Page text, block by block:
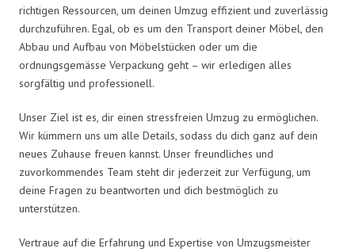
richtigen Ressourcen, um deinen Umzug effizient und zuverlässig
durchzuführen. Egal, ob es um den Transport deiner Möbel, den
Abbau und Aufbau von Möbelstücken oder um die
ordnungsgemässe Verpackung geht – wir erledigen alles
sorgfältig und professionell.
Unser Ziel ist es, dir einen stressfreien Umzug zu ermöglichen.
Wir kümmern uns um alle Details, sodass du dich ganz auf dein
neues Zuhause freuen kannst. Unser freundliches und
zuvorkommendes Team steht dir jederzeit zur Verfügung, um
deine Fragen zu beantworten und dich bestmöglich zu
unterstützen.
Vertraue auf die Erfahrung und Expertise von Umzugsmeister